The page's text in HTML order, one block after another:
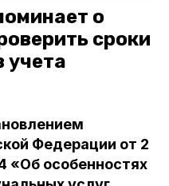
о
сроки
учета
Федерации от 2
«Об особенностях